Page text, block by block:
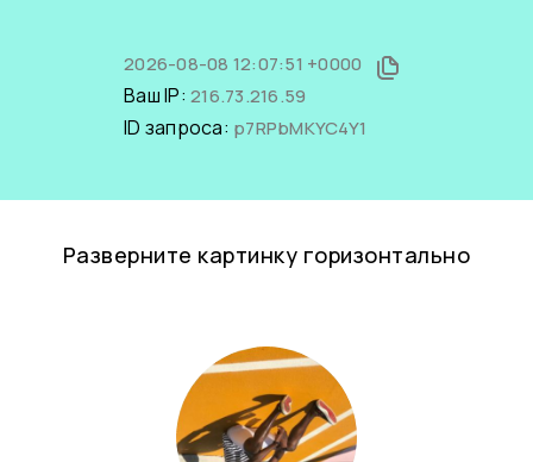
2026-08-08 12:07:51 +0000
Ваш IP: 216.73.216.59
ID запроса: p7RPbMKYC4Y1
Разверните картинку горизонтально